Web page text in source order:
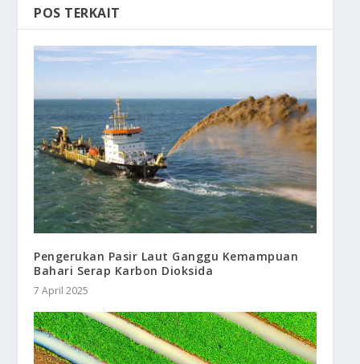
POS TERKAIT
Pengerukan Pasir Laut Ganggu Kemampuan
Bahari Serap Karbon Dioksida
7 April 2025